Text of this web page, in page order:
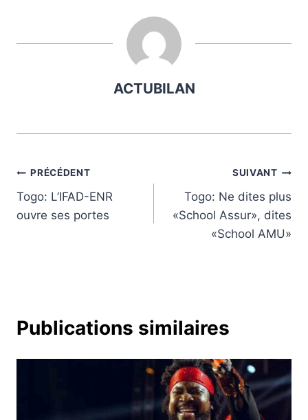
ACTUBILAN
Navigation
de
PRÉCÉDENT
Togo: L’IFAD-ENR
ouvre ses portes
SUIVANT
Togo: Ne dites plus
«School Assur», dites
«School AMU»
Publications similaires